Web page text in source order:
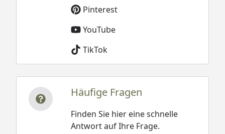
Pinterest
YouTube
TikTok
Häufige Fragen
Finden Sie hier eine schnelle
Antwort auf Ihre Frage.